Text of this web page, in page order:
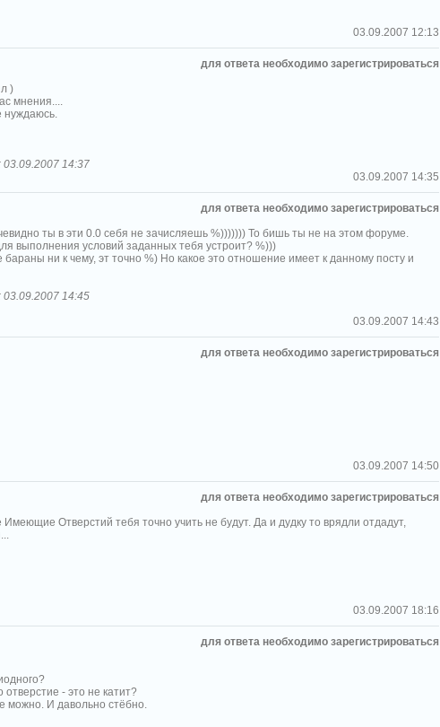
03.09.2007 12:13
для ответа необходимо зарегистрироваться
)
мнения....
нуждаюсь.
14:37
03.09.2007 14:35
для ответа необходимо зарегистрироваться
ты в эти 0.0 себя не зачисляешь %))))))) То бишь ты не на этом форуме.
выполнения условий заданных тебя устроит? %)))
ни к чему, эт точно %) Но какое это отношение имеет к данному посту и
14:45
03.09.2007 14:43
для ответа необходимо зарегистрироваться
03.09.2007 14:50
для ответа необходимо зарегистрироваться
Имеющие Отверстий тебя точно учить не будут. Да и дудку то врядли отдадут,
03.09.2007 18:16
для ответа необходимо зарегистрироваться
отверстие - это не катит?
можно. И давольно стёбно.